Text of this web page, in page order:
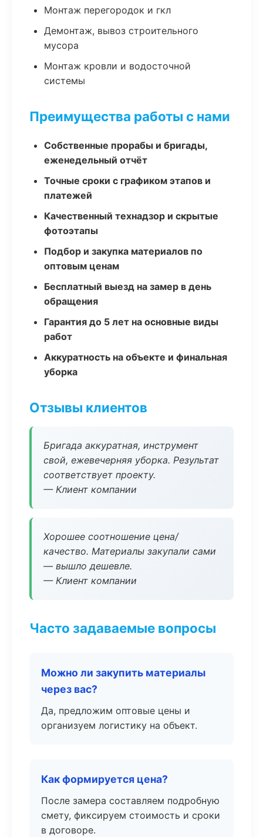
Монтаж перегородок и гкл
Демонтаж, вывоз строительного
мусора
Монтаж кровли и водосточной
системы
Преимущества работы с нами
Собственные прорабы и бригады,
еженедельный отчёт
Точные сроки с графиком этапов и
платежей
Качественный технадзор и скрытые
фотоэтапы
Подбор и закупка материалов по
оптовым ценам
Бесплатный выезд на замер в день
обращения
Гарантия до 5 лет на основные виды
работ
Аккуратность на объекте и финальная
уборка
Отзывы клиентов
Бригада аккуратная, инструмент
свой, ежевечерняя уборка. Результат
соответствует проекту.
— Клиент компании
Хорошее соотношение цена/
качество. Материалы закупали сами
— вышло дешевле.
— Клиент компании
Часто задаваемые вопросы
Можно ли закупить материалы
через вас?
Да, предложим оптовые цены и
организуем логистику на объект.
Как формируется цена?
После замера составляем подробную
смету, фиксируем стоимость и сроки
в договоре.